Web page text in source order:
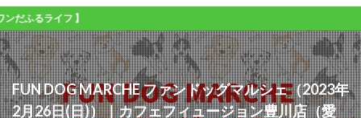
イフ 】
FUN DOG MARCHE ファンドッグマルシェ（2023年
2月26日(日)）｜カフェフィュージョン豊川店（愛